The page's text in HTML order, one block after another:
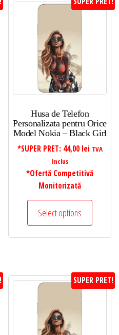
Husa de Telefon
Personalizata pentru Orice
Model Nokia – Black Girl
*SUPER PRET: 44,00 lei TVA
Inclus
*Ofertă Competitivă
Monitorizată
Select options
SUPER PRET!